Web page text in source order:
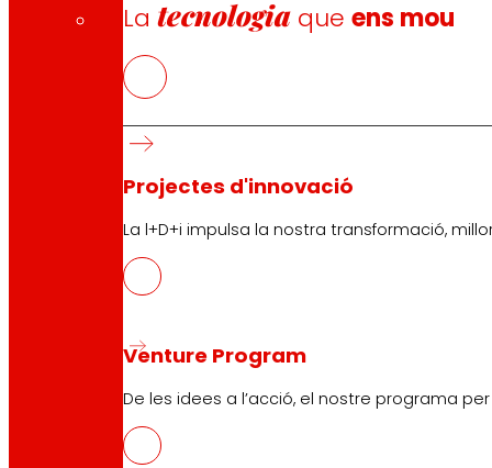
Latecnologia queens mou
Projectes d'innovació
La l+D+i impulsa la nostra transformació,
Venture Program
De les idees a l’acció, el nostre programa